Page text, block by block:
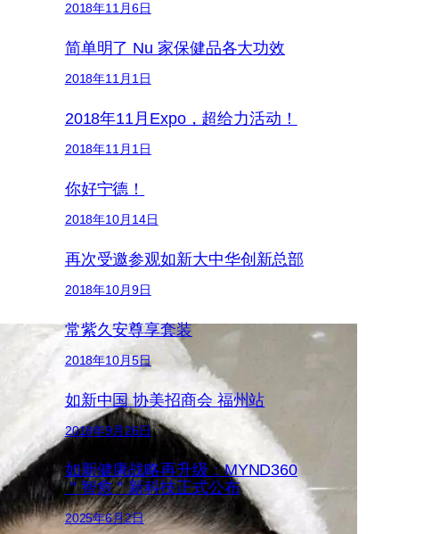
2018年11月6日
简单明了 Nu 家保健品各大功效
2018年11月1日
2018年11月Expo，超给力活动！
2018年11月1日
你好宁德！
2018年10月14日
再次受邀参观如新大中华创新总部
2018年10月9日
常紫久安尊享套装
2018年10月5日
如新中国 协美招商会 福州站
2018年9月26日
如新健康战略再升级：MYND360
＂智愈＂新科技正式公布
2025年6月2日